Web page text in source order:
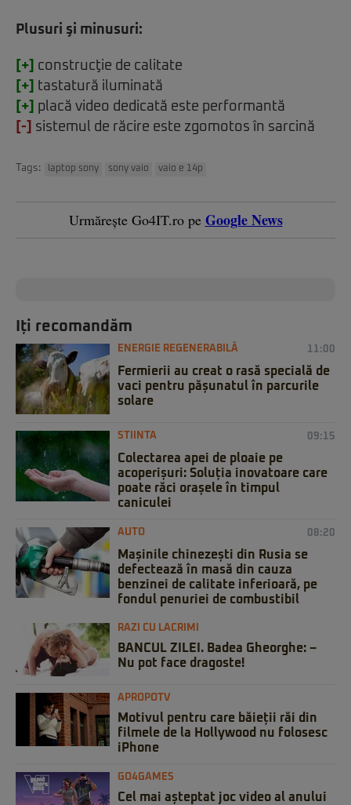
Plusuri şi minusuri:
[+]
construcţie de calitate
[+]
tastatură iluminată
[+]
placă video dedicată este performantă
[-]
sistemul de răcire este zgomotos în sarcină
Tags: laptop sony sony vaio vaio e 14p
Urmărește Go4IT.ro pe Google News
Iți recomandăm
ENERGIE REGENERABILĂ 11:00
Fermierii au creat o rasă specială de
vaci pentru pășunatul în parcurile
solare
STIINTA 09:15
Colectarea apei de ploaie pe
acoperișuri: Soluția inovatoare care
poate răci orașele în timpul
caniculei
AUTO 08:20
Mașinile chinezești din Rusia se
defectează în masă din cauza
benzinei de calitate inferioară, pe
fondul penuriei de combustibil
RAZI CU LACRIMI
BANCUL ZILEI. Badea Gheorghe: –
Nu pot face dragoste!
APROPOTV
Motivul pentru care băieții răi din
filmele de la Hollywood nu folosesc
iPhone
GO4GAMES
Cel mai așteptat joc video al anului